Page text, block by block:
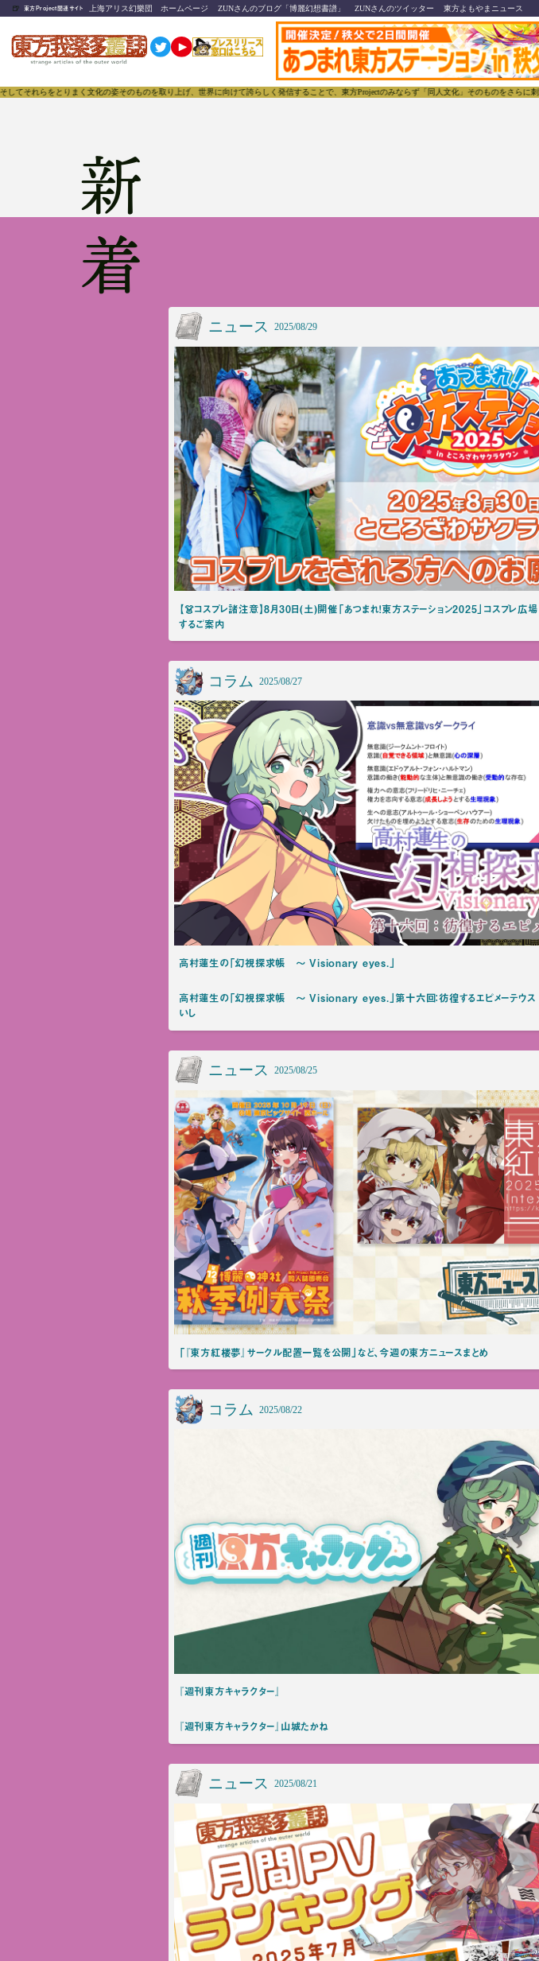
🍺 東方Project関連サイト 上海アリス幻樂団 ホームページ ZUNさんのブログ「博麗幻想書譜」 ZUNさんのツイッター 東方よもやまニュース
姿そのものを取り上げ、世界に向けて誇らしく発信することで、東方Projectのみならず「同人文化」そのものをさらに刺激する媒体を目指し、創
新着
ニュース 2025/08/29
【👗コスプレ諸注意】8月30日(土)開催「あつまれ！東方ステーション2025」コスプレ
するご案内
コラム 2025/08/27
高村蓮生の「幻視探求帳 ～ Visionary eyes.」
高村蓮生の「幻視探求帳 ～ Visionary eyes.」第十六回：彷徨するエピメーテウ
いし
ニュース 2025/08/25
「『東方紅楼夢』サークル配置一覧を公開」など、今週の東方ニュースまとめ
コラム 2025/08/22
『週刊東方キャラクター』
『週刊東方キャラクター』山城たかね
ニュース 2025/08/21